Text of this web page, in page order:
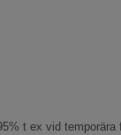
t ex vid temporära